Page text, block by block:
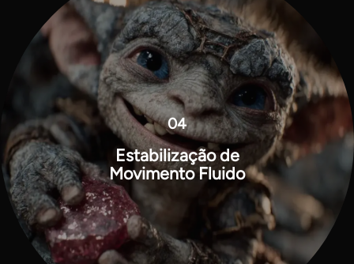
04
Estabilização de
Movimento Fluido